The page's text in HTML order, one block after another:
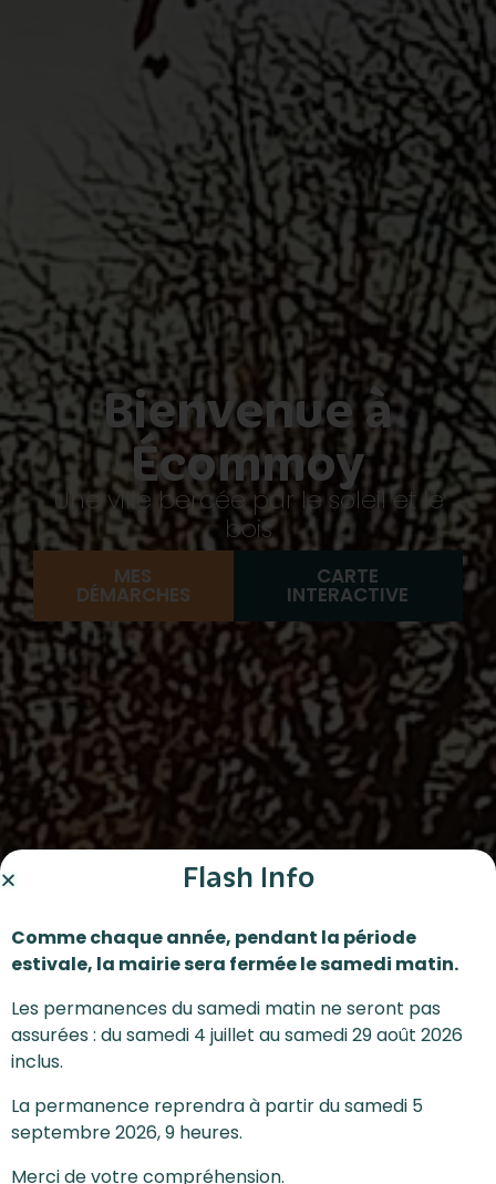
Bienvenue à
Écommoy
Une ville bercée par le soleil et le
bois
MES
DÉMARCHES
CARTE
INTERACTIVE
Flash Info
Comme chaque année, pendant la période
estivale, la mairie sera fermée le samedi matin.
Les permanences du samedi matin ne seront pas
assurées : du samedi 4 juillet au samedi 29 août 2026
inclus.
La permanence reprendra à partir du samedi 5
septembre 2026, 9 heures.
Merci de votre compréhension.